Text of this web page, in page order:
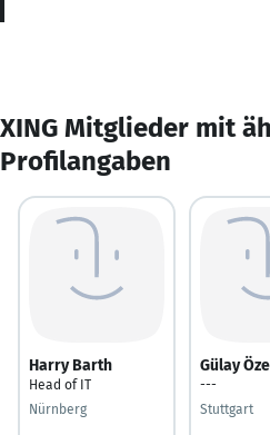
XING Mitglieder mit
Profilangaben
Harry Barth
Head of IT
Nürnberg
Gülay
---
Stuttgart